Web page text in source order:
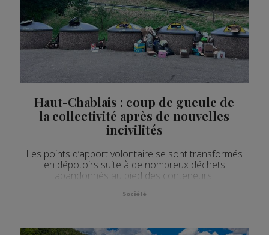
Haut-Chablais : coup de gueule de
la collectivité après de nouvelles
incivilités
Les points d’apport volontaire se sont transformés
en dépotoirs suite à de nombreux déchets
abandonnés au pied des conteneurs.
Société